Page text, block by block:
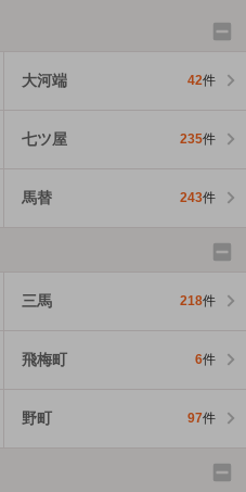
大河端 42件
七ツ屋 235件
馬替 243件
三馬 218件
飛梅町 6件
野町 97件